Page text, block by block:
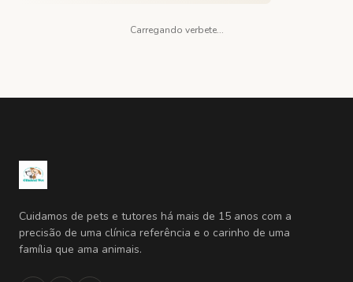
Carregando verbete...
Cuidamos de pets e tutores há mais de 15 anos com a
precisão de uma clínica referência e o carinho de uma
família que ama animais.